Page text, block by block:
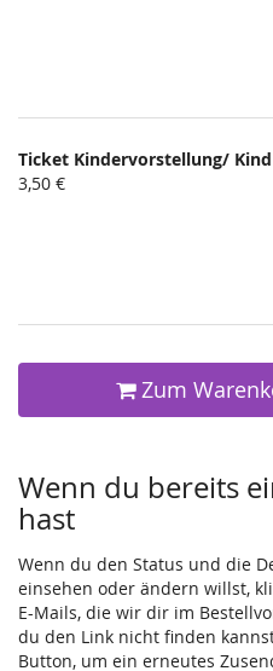
Ticket Kindervorstellung/
3,50 €
Zum
Wenn du bereits
hast
Wenn du den Status und die
einsehen oder ändern willst,
E-Mails, die wir dir im
du den Link nicht finden
Button, um ein erneutes